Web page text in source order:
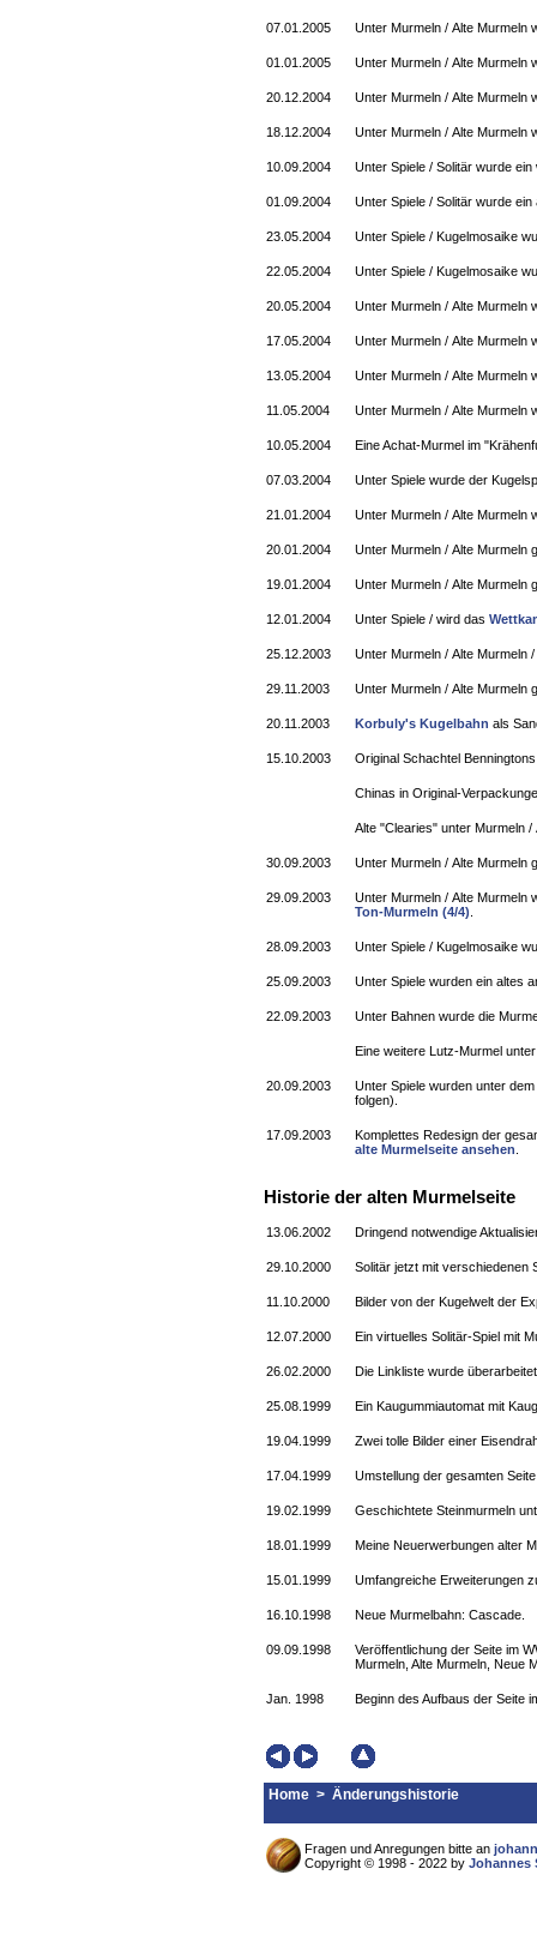
07.01.2005 Unter Murmeln / Alte Murmeln
01.01.2005 Unter Murmeln / Alte Murmeln
20.12.2004 Unter Murmeln / Alte Murmeln
18.12.2004 Unter Murmeln / Alte Murmeln
10.09.2004 Unter Spiele / Solitär wurde
01.09.2004 Unter Spiele / Solitär wurde
23.05.2004 Unter Spiele / Kugelmosaike
22.05.2004 Unter Spiele / Kugelmosaike
20.05.2004 Unter Murmeln / Alte Murmeln
17.05.2004 Unter Murmeln / Alte Murmeln
13.05.2004 Unter Murmeln / Alte Murmeln
11.05.2004 Unter Murmeln / Alte Murmeln
10.05.2004 Eine Achat-Murmel im
07.03.2004 Unter Spiele wurde der
21.01.2004 Unter Murmeln / Alte Murmeln
20.01.2004 Unter Murmeln / Alte Murmeln
19.01.2004 Unter Murmeln / Alte Murmeln
12.01.2004 Unter Spiele / wird das
25.12.2003 Unter Murmeln / Alte Murmeln
29.11.2003 Unter Murmeln / Alte Murmeln
20.11.2003 Korbuly's Kugelbahn als
15.10.2003 Original Schachtel
Chinas in Original-
Alte "Clearies" unter Murmeln
30.09.2003 Unter Murmeln / Alte Murmeln
29.09.2003
Unter Murmeln / Alte Murmeln
Ton-Murmeln (4/4)
28.09.2003 Unter Spiele / Kugelmosaike
25.09.2003 Unter Spiele wurden ein altes
22.09.2003 Unter Bahnen wurde die
Eine weitere Lutz-Murmel
20.09.2003
Unter Spiele wurden unter
folgen).
17.09.2003
Komplettes Redesign der
alte Murmelseite ansehen
Historie der alten Murmelseite
13.06.2002 Dringend notwendige
29.10.2000 Solitär jetzt mit verschiedenen
11.10.2000 Bilder von der Kugelwelt der
12.07.2000 Ein virtuelles Solitär-Spiel mit
26.02.2000 Die Linkliste wurde
25.08.1999 Ein Kaugummiautomat mit
19.04.1999 Zwei tolle Bilder einer
17.04.1999 Umstellung der gesamten
19.02.1999 Geschichtete Steinmurmeln
18.01.1999 Meine Neuerwerbungen alter
15.01.1999 Umfangreiche Erweiterungen
16.10.1998 Neue Murmelbahn: Cascade.
09.09.1998
Veröffentlichung der Seite im
Murmeln, Alte Murmeln, Neue
Jan. 1998 Beginn des Aufbaus der Seite
Home > Änderungshistorie
Fragen und Anregungen bitte an
Copyright © 1998 - 2022 by Johannes